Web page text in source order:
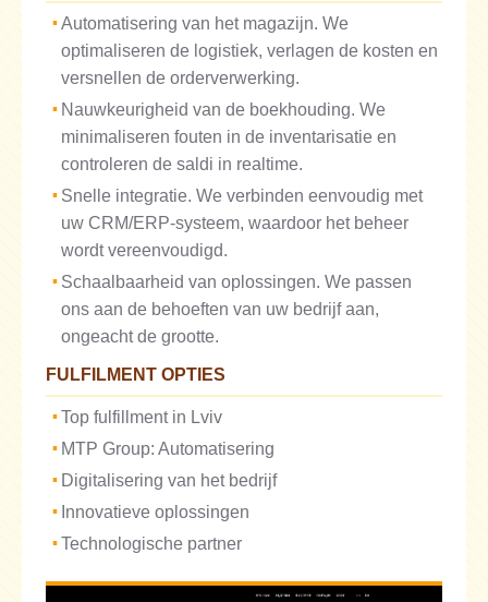
Automatisering van het magazijn. We
optimaliseren de logistiek, verlagen de kosten en
versnellen de orderverwerking.
Nauwkeurigheid van de boekhouding. We
minimaliseren fouten in de inventarisatie en
controleren de saldi in realtime.
Snelle integratie. We verbinden eenvoudig met
uw CRM/ERP-systeem, waardoor het beheer
wordt vereenvoudigd.
Schaalbaarheid van oplossingen. We passen
ons aan de behoeften van uw bedrijf aan,
ongeacht de grootte.
FULFILMENT OPTIES
Top fulfillment in Lviv
MTP Group: Automatisering
Digitalisering van het bedrijf
Innovatieve oplossingen
Technologische partner